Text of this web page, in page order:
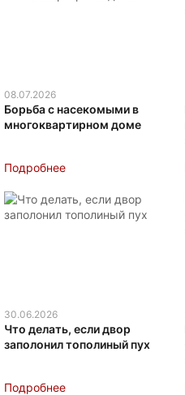
08.07.2026
Борьба с насекомыми в
многоквартирном доме
Подробнее
30.06.2026
Что делать, если двор
заполонил тополиный пух
Подробнее